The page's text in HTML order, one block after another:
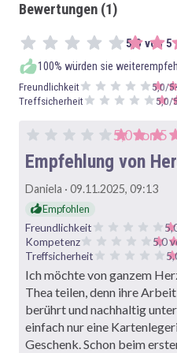
Bewertungen (1)
5,0 von 5
100% würden sie
Freundlichkeit 5,0/5
Treffsicherheit
5,0/
5,0 von 5
Empfehlung von
Daniela · 09.11.2025, 09:13
Empfohlen
Freundlichkeit
Kompetenz
5,0
Treffsicherheit
Ich möchte von ganzem
Thea teilen, denn ihre
berührt und nachhaltig
einfach nur eine
Geschenk. Schon beim